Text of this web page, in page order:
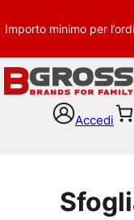
Importo minimo per
Accedi